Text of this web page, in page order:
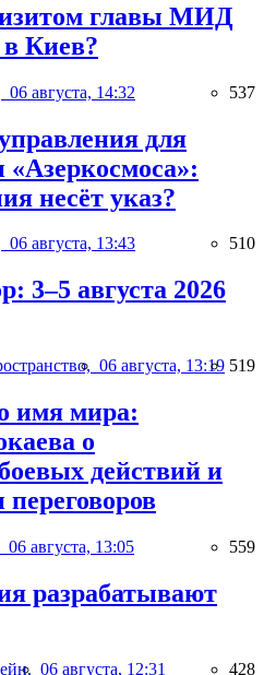
главы МИД
Киев?
06 августа, 14:32 537
для
несёт указ?
06 августа, 13:43 510
3–5 августа 2026
06 августа, 13:19 519
имя мира:
о
действий и
переговоров
06 августа, 13:05 559
разрабатывают
06 августа, 12:31 428